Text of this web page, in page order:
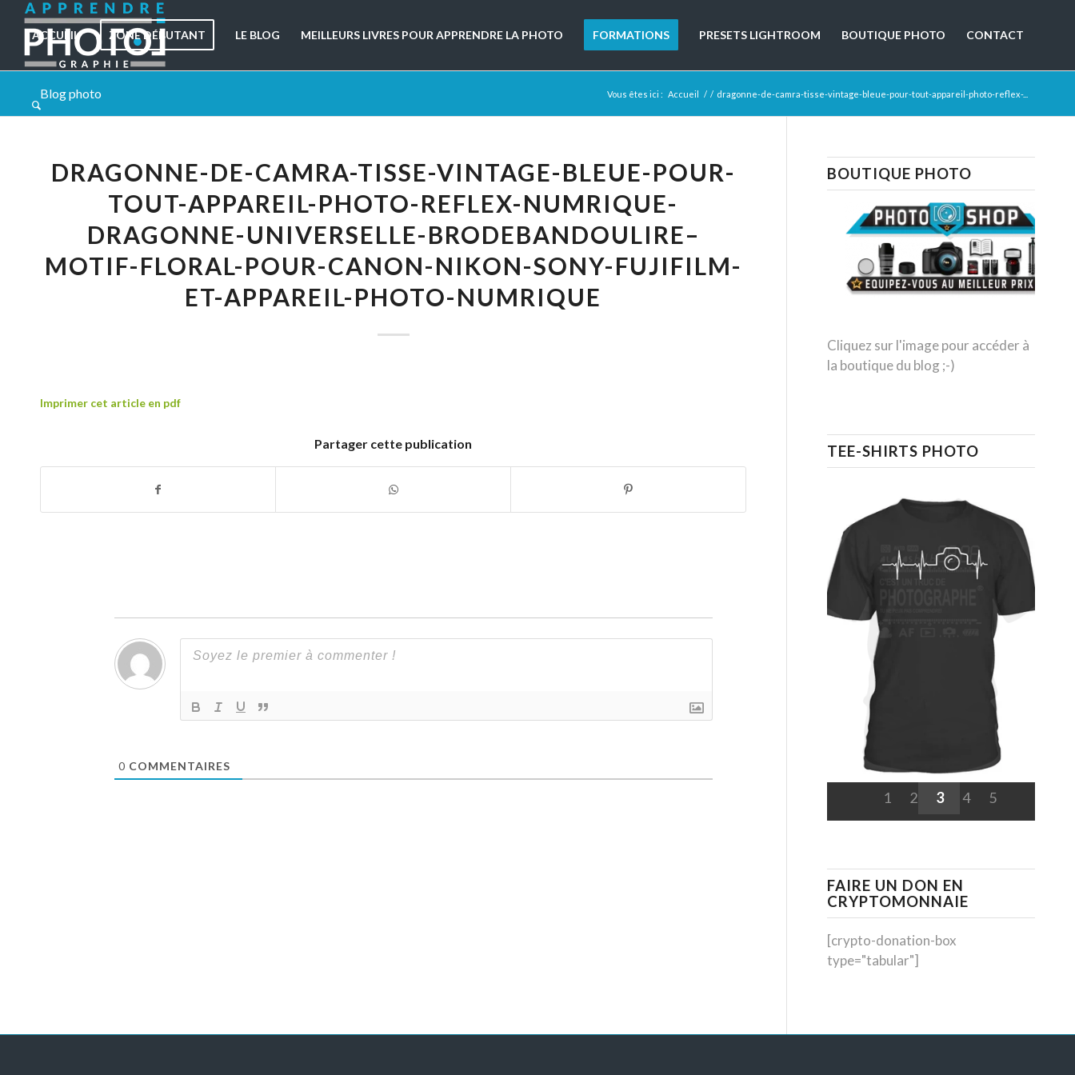
ACCUEIL ZONE DÉBUTANT LE BLOG MEILLEURS LIVRES POUR APPRENDRE LA PHOTO FORMATIONS PRESETS LIGHTROOM BOUTIQUE PHOTO CONTACT
Blog photo Vous êtes ici : Accueil / / dragonne-de-camra-tisse-vintage-bleue-pour-tout-appareil-photo-reflex-...
DRAGONNE-DE-CAMRA-TISSE-VINTAGE-BLEUE-POUR-
TOUT-APPAREIL-PHOTO-REFLEX-NUMRIQUE-
DRAGONNE-UNIVERSELLE-BRODEBANDOULIRE–
MOTIF-FLORAL-POUR-CANON-NIKON-SONY-FUJIFILM-
ET-APPAREIL-PHOTO-NUMRIQUE
Imprimer cet article en pdf
Partager cette publication
0 COMMENTAIRES
BOUTIQUE PHOTO
Cliquez sur l'image pour accéder à
la boutique du blog ;-)
TEE-SHIRTS PHOTO
1 2 3 4 5
FAIRE UN DON EN
CRYPTOMONNAIE
[crypto-donation-box
type="tabular"]